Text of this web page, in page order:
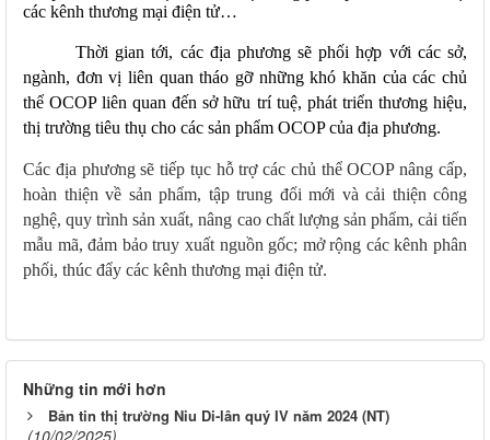
các kênh thương mại điện tử…
Thời gian tới, các địa phươngsẽ phối hợp với các sở,
ngành, đơn vị liên quan tháo gỡ những khó khăn của các chủ
thể OCOP liên quan đến sở hữu trí tuệ, phát triển thương hiệu,
thị trường tiêu thụ cho các sản phẩm OCOP của địa phương.
Các địa phươngsẽtiếp tục hỗ trợ các chủ thể OCOP nâng cấp,
hoàn thiện về sản phẩm, tập trung đổi mới và cải thiện công
nghệ, quy trình sản xuất, nâng cao chất lượng sản phẩm, cải tiến
mẫu mã, đảm bảo truy xuất nguồn gốc; mở rộng các kênh phân
phối, thúc đẩy các kênh thương mại điện tử.
Những tin mới hơn
Bản tin thị trường Niu Di-lân quý IV năm 2024 (NT)
(10/02/2025)